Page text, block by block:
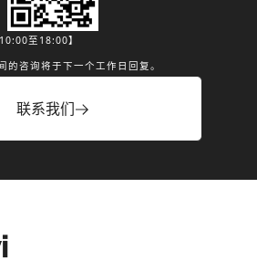
至18:00】
的咨询将于下一个工作日回复。
联系我们